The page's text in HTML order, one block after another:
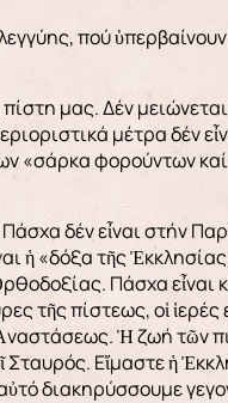
πού
μας. Δέν μειώνεται
μέτρα δέν
«σάρκα φορούντων
δέν εἶναι στήν
ἡ «δόξα τῆς
Πάσχα εἶναι
τῆς πίστεως, οἱ ἱερές
Ἡ ζωή τῶν
Εἴμαστε ἡ
διακηρύσσουμε